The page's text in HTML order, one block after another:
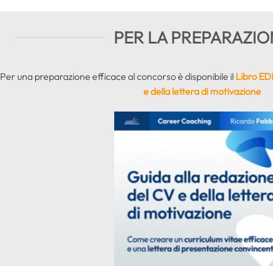
PER LA
Per una preparazione efficace al concorso è disponibile il Libro
e della lettera di motivazione